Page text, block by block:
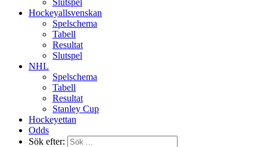
Slutspel
Hockeyallsvenskan
Spelschema
Tabell
Resultat
Slutspel
NHL
Spelschema
Tabell
Resultat
Stanley Cup
Hockeyettan
Odds
Sök efter: